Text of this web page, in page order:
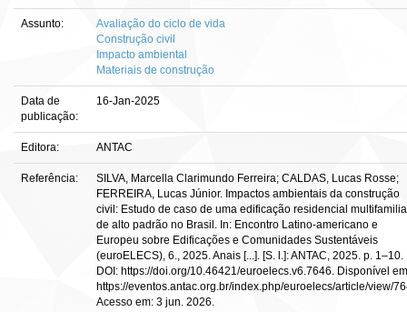
Assunto:
Avaliação do ciclo de vida
Construção civil
Impacto ambiental
Materiais de construção
Data de
publicação:
16-Jan-2025
Editora: ANTAC
Referência:
SILVA, Marcella Clarimundo Ferreira; CALDAS, Lucas Rosse;
FERREIRA, Lucas Júnior. Impactos ambientais da construção
civil: Estudo de caso de uma edificação residencial
de alto padrão no Brasil. In: Encontro Latino-americano e
Europeu sobre Edificações e Comunidades Sustentáveis
(euroELECS), 6., 2025. Anais [...]. [S. l.]: ANTAC, 2025. p. 1–10.
DOI: https://doi.org/10.46421/euroelecs.v6.7646. Disponível
https://eventos.antac.org.br/index.php/euroelecs/article/view/
Acesso em: 3 jun. 2026.